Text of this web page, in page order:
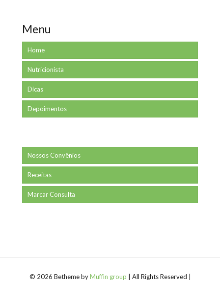
Menu
Home
Nutricionista
Dicas
Depoimentos
Nossos Convênios
Receitas
Marcar Consulta
© 2026 Betheme byMuffin group | All Rights Reserved |